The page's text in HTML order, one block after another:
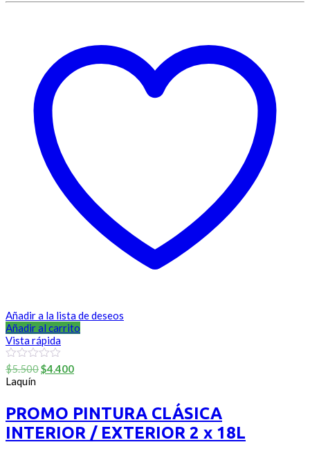
Añadir a la lista de deseos
Añadir al carrito
Vista rápida
0
out
of
$5.500El
era:
$5.500.
$4.400El
es:
$4.400.
Laquín
PROMO PINTURA CLÁSICA
INTERIOR / EXTERIOR 2 x 18L